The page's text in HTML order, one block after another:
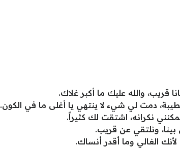
والله عليك ما أكبر غلاك.
دمت لي شيء لا ينتهي يا أغلى ما في الكون.
نكرانه، اشتقت لك كثيراً.
بينا، ونلتقي عن قريب.
الغالي وما أقدر أنساك.